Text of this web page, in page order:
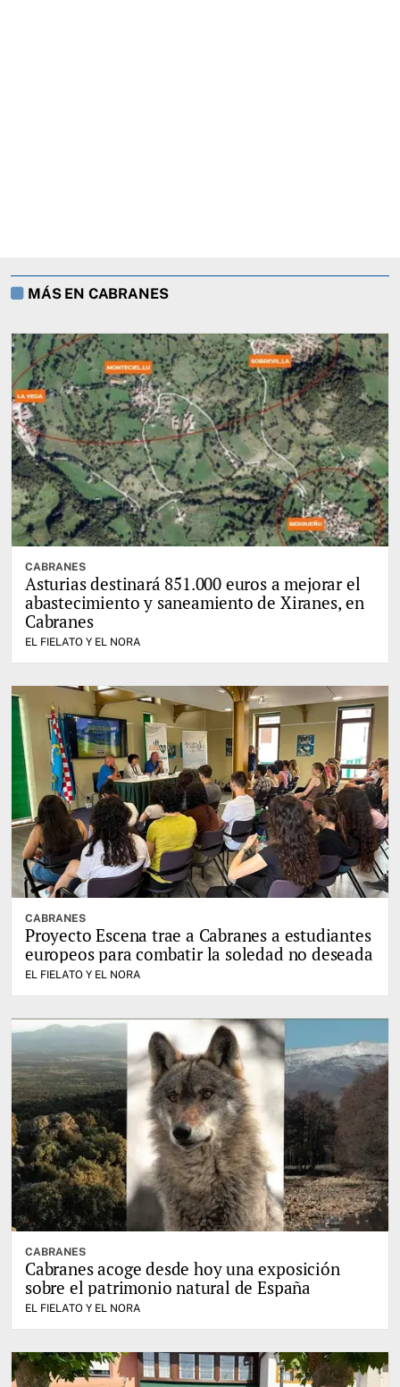
MÁS EN CABRANES
CABRANES
Asturias destinará 851.000 euros a mejorar el
abastecimiento y saneamiento de Xiranes, en
Cabranes
EL FIELATO Y EL NORA
CABRANES
Proyecto Escena trae a Cabranes a estudiantes
europeos para combatir la soledad no deseada
EL FIELATO Y EL NORA
CABRANES
Cabranes acoge desde hoy una exposición
sobre el patrimonio natural de España
EL FIELATO Y EL NORA